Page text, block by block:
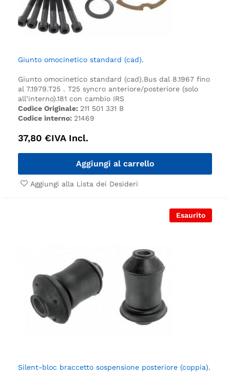
Giunto omocinetico standard (cad).
Giunto omocinetico standard (cad).Bus dal 8.1967 fino
al 7.1979.T25 . T25 syncro anteriore/posteriore (solo
all’interno).181 con cambio IRS
Codice Originale: 211 501 331 B
Codice interno: 21469
37,80 €IVA Incl.
Aggiungi al carrello
Aggiungi alla Lista dei Desideri
Esaurito
Silent-bloc braccetto sospensione posteriore (coppia).